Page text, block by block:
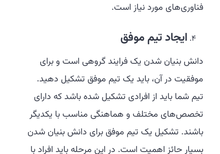
فناوری‌های مورد نیاز است.
ایجاد تیم موفق
دانش بنیان شدن یک فرایند گروهی است و برای
موفقیت در آن، باید یک تیم موفق تشکیل دهید.
تیم شما باید از افرادی تشکیل شده باشد که دارای
تخصص‌های مختلف و هماهنگی مناسب با یکدیگر
باشند. تشکیل یک تیم موفق برای دانش بنیان شدن
بسیار حائز اهمیت است. در این مرحله باید افراد با